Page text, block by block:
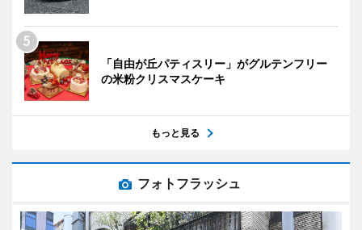
「自由が丘パティスリー」がグルテンフリー
の米粉クリスマスケーキ
もっと見る
フォトフラッシュ